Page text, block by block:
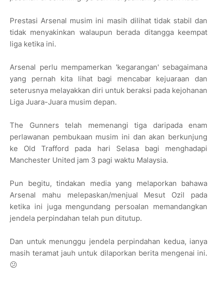
Prestasi Arsenal musim ini masih dilihat tidak stabil dan
tidak menyakinkan walaupun berada ditangga keempat
liga ketika ini.
Arsenal perlu mempamerkan 'kegarangan' sebagaimana
yang pernah kita lihat bagi mencabar kejuaraan dan
seterusnya melayakkan diri untuk beraksi pada kejohanan
Liga Juara-Juara musim depan.
The Gunners telah memenangi tiga daripada enam
perlawanan pembukaan musim ini dan akan berkunjung
ke Old Trafford pada hari Selasa bagi menghadapi
Manchester United jam 3 pagi waktu Malaysia.
Pun begitu, tindakan media yang melaporkan bahawa
Arsenal mahu melepaskan/menjual Mesut Ozil pada
ketika ini juga mengundang persoalan memandangkan
jendela perpindahan telah pun ditutup.
Dan untuk menunggu jendela perpindahan kedua, ianya
masih teramat jauh untuk dilaporkan berita mengenai ini.
😕